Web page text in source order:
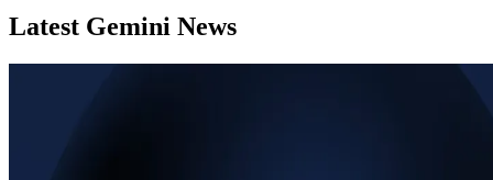
Latest Gemini News